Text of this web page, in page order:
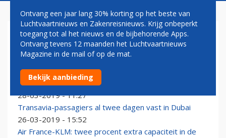
TRANSAVIA
Smith wil vertegenwoordiger Transavia in hoogste
bestuur Air France-KLM
28-03-2019 - 11:27
Transavia-passagiers al twee dagen vast in Dubai
26-03-2019 - 15:52
Air France-KLM: twee procent extra capaciteit in de
Ontvang een jaar lang 30% korting op het beste van
Luchtvaartnieuws en Zakenreisnieuws. Krijg onbeperkt
toegang tot al het nieuws en de bijbehorende Apps.
Ontvang tevens 12 maanden het Luchtvaartnieuws
Magazine in de mail of op de mat.
Bekijk aanbieding